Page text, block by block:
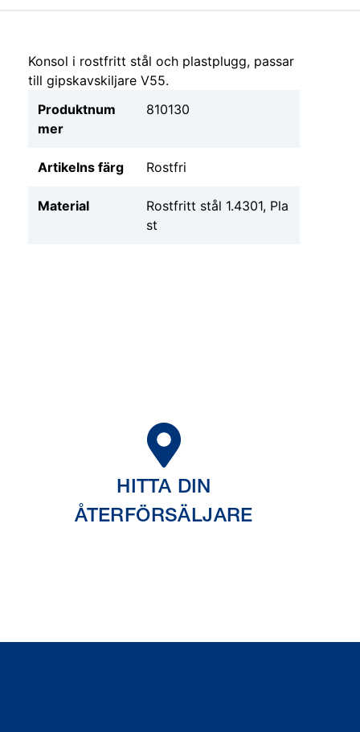
Konsol i rostfritt stål och plastplugg, passar
till gipskavskiljare V55.
Produktnum
mer
810130
Artikelns färg Rostfri
Material
Rostfritt stål 1.4301, Pla
st
HITTA DIN
ÅTERFÖRSÄLJARE